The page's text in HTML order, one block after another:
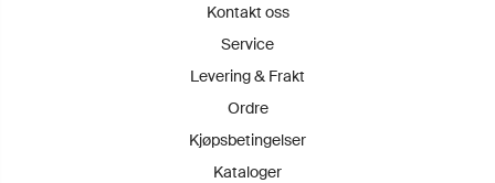
Kontakt oss
Service
Levering & Frakt
Ordre
Kjøpsbetingelser
Kataloger